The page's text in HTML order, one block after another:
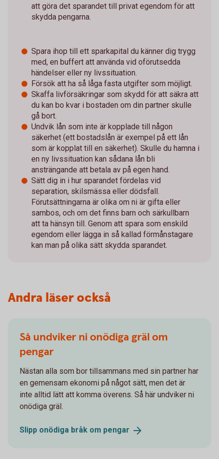
att göra det sparandet till privat egendom för att
skydda pengarna.
Spara ihop till ett sparkapital du känner dig trygg
med, en buffert att använda vid oförutsedda
händelser eller ny livssituation.
Försök att ha så låga fasta utgifter som möjligt.
Skaffa livförsäkringar som skydd för att säkra att
du kan bo kvar i bostaden om din partner skulle
gå bort.
Undvik lån som inte är kopplade till någon
säkerhet (ett bostadslån är exempel på ett lån
som är kopplat till en säkerhet). Skulle du hamna i
en ny livssituation kan sådana lån bli
ansträngande att betala av på egen hand.
Sätt dig in i hur sparandet fördelas vid
separation, skilsmässa eller dödsfall.
Förutsättningarna är olika om ni är gifta eller
sambos, och om det finns barn och särkullbarn
att ta hänsyn till. Genom att spara som enskild
egendom eller lägga in så kallad förmånstagare
kan man på olika sätt skydda sparandet.
Andra läser också
Så undviker ni onödiga gräl om
pengar
Nästan alla som bor tillsammans med sin partner har
en gemensam ekonomi på något sätt, men det är
inte alltid lätt att komma överens. Så här undviker ni
onödiga gräl.
Slipp onödiga bråk om pengar